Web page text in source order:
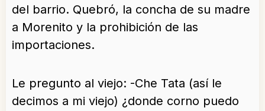
del barrio. Quebró, la concha de su madre
a Morenito y la prohibición de las
importaciones.
Le pregunto al viejo: -Che Tata (así le
decimos a mi viejo) ¿donde corno puedo